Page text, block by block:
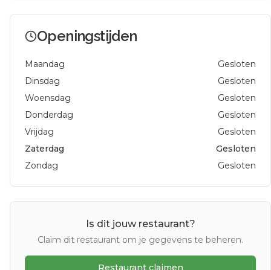
Openingstijden
Maandag
Gesloten
Dinsdag
Gesloten
Woensdag
Gesloten
Donderdag
Gesloten
Vrijdag
Gesloten
Zaterdag
Gesloten
Zondag
Gesloten
Is dit jouw restaurant?
Claim dit restaurant om je gegevens te beheren.
Restaurant claimen